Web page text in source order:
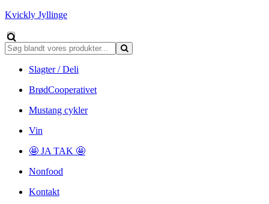
Kvickly Jyllinge
Slagter / Deli
BrødCooperativet
Mustang cykler
Vin
🤩 JA TAK 🤩
Nonfood
Kontakt